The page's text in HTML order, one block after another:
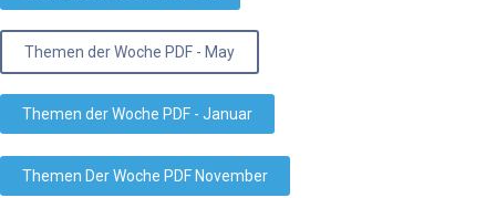
Themen der Woche PDF - May
Themen der Woche PDF - Januar
Themen Der Woche PDF November